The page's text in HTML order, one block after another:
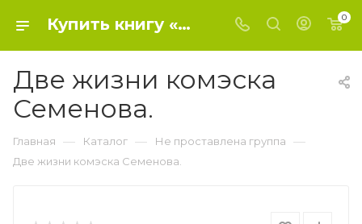
Купить книгу «Две жизни комэска Семенова.» 2018, Корецкий Д.А. - Не проставлена группа 0
Две жизни комэска
Семенова.
Главная — Каталог — Не проставлена группа —
Две жизни комэска Семенова.